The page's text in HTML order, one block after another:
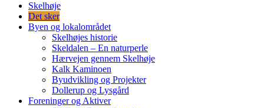
Skelhøje
Det sker
Byen og lokalområdet
Skelhøjes historie
Skeldalen – En naturperle
Hærvejen gennem Skelhøje
Kalk Kaminoen
Byudvikling og Projekter
Dollerup og Lysgård
Foreninger og Aktiver